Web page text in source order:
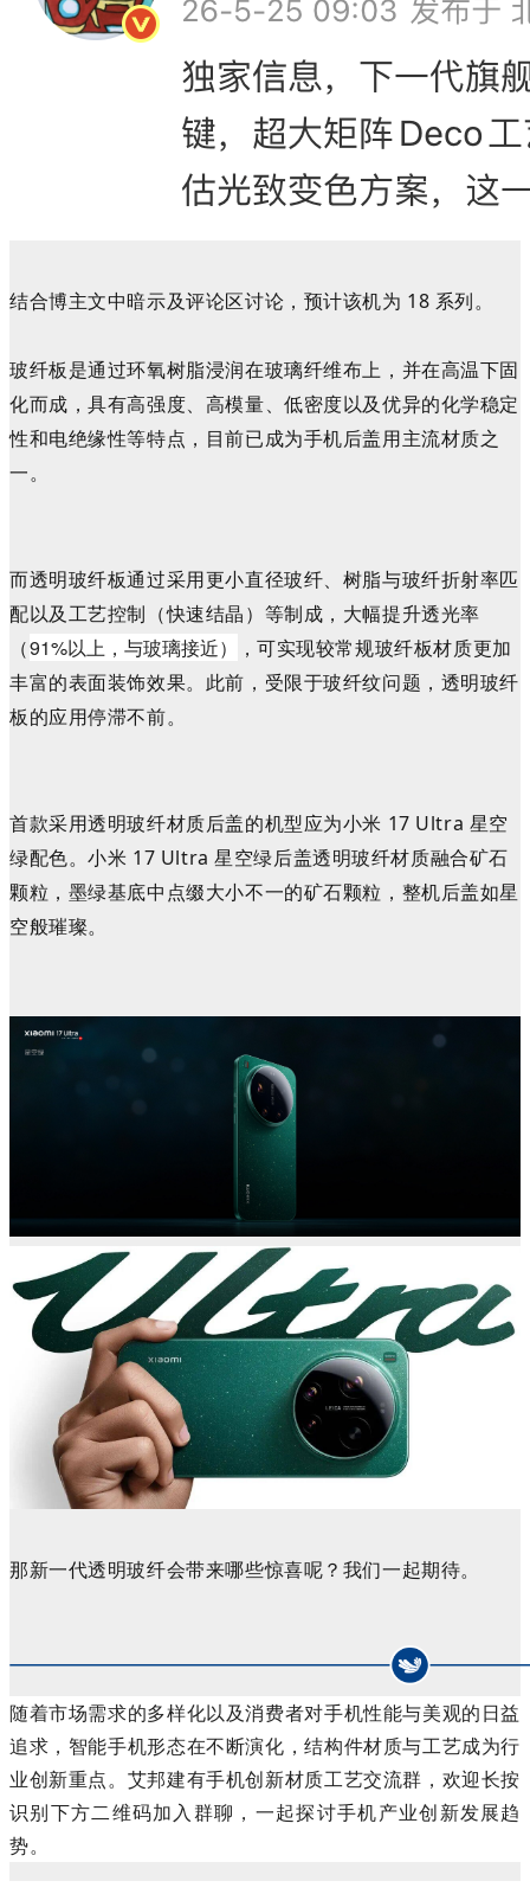
结合博主文中暗示及评论区讨论，预计该机为 18 系列。
玻纤板是通过环氧树脂浸润在玻璃纤维布上，并在高温下固
化而成，具有高强度、高模量、低密度以及优异的化学稳定
性和电绝缘性等特点，目前已成为手机后盖用主流材质之
一。
而透明玻纤板通过采用更小直径玻纤、树脂与玻纤折射率匹
配以及工艺控制（快速结晶）等制成，大幅提升透光率
（91%以上，与玻璃接近）
，可实现较常规玻纤板材质更加
丰富的表面装饰效果。此前，受限于玻纤纹问题， 透明玻纤
板的应用停滞不前。
首款采用透明玻纤材质后盖的机型应为小米 17 Ultra 星空
绿配色。小米 17 Ultra星空绿后盖透明玻纤材质融合矿石
颗粒，墨绿基底中点缀大小不一的矿石颗粒，整机后盖如星
空般璀璨。
那新一代透明玻纤会带来哪些惊喜呢？我们一起期待。
随着市场需求的多样化以及消费者对手机性能与美观的日益
追求，智能手机形态在不断演化，结构件材质与工艺成为行
业创新重点。艾邦建有手机创新材质工艺交流群，欢迎长按
识别下方二维码加入群聊，一起探讨手机产业创新发展趋
势。